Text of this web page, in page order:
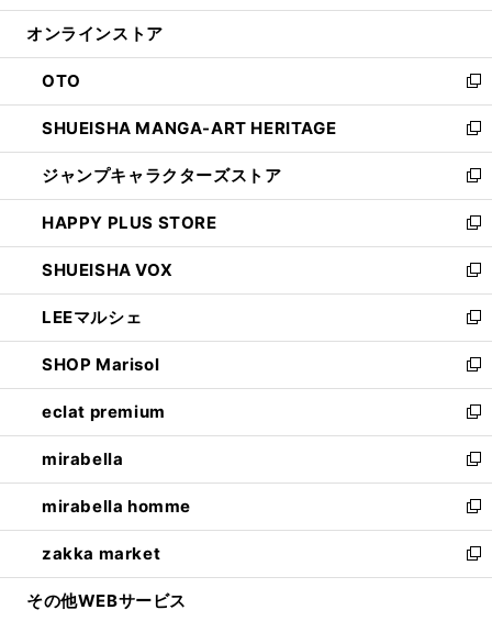
開
ン
ウ
で
開
く
ウ
ン
ド
ウ
で
開
く
オンラインストア
OTO
新
し
い
ウ
ィ
ン
ド
ウ
で
開
く
SHUEISHA MANGA-ART HERITAGE
新
し
い
ウ
ィ
ン
ド
ウ
で
開
く
ジャンプキャラクターズストア
新
し
い
ウ
ィ
ン
ド
ウ
で
開
く
HAPPY PLUS STORE
新
し
い
ウ
ィ
ン
ド
ウ
で
開
く
SHUEISHA VOX
新
し
い
ウ
ィ
ン
ド
ウ
で
開
く
LEEマルシェ
新
し
い
ウ
ィ
ン
ド
ウ
で
開
く
SHOP Marisol
新
し
い
ウ
ィ
ン
ド
ウ
で
開
eclat premium
新
し
い
ウ
ィ
ン
ド
ウ
mirabella
新
し
い
ウ
ィ
ン
mirabella homme
新
し
い
ウ
zakka market
新
し
その他WEBサービス